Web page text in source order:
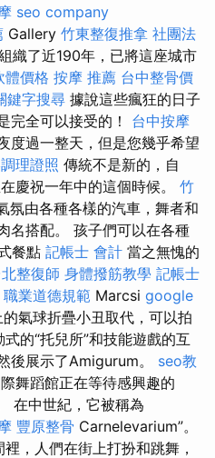
seo company
Gallery 竹東整復推拿 社團法
織了近190年，已將這座城市
體價格 按摩 推薦 台中整骨價
鍵字搜尋 據說這些瘋狂的日子
完全可以接受的！ 台中按摩
度過一整天，但是您幾乎希望
理證照 傳統不是新的，自
慶祝一年中的這個時候。 竹
氛由各種各樣的汽車，舞者和
名搭配。 孩子們可以在各種
餐點 記帳士 會計 當之無愧的
整復師 身體撥筋教學 記帳士
業道德規範 Marcsi google
氣球折疊小丑取代，可以拍
式的“托兒所”和技能遊戲的互
後展示了Amigurum。 seo教
舞蹈館正在等待感興趣的
在中世紀，它被稱為
豐原整骨 Carnelevarium”。
，人們在街上打扮和跳舞，